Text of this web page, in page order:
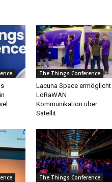
The Things Conference
Lacuna Space ermöglicht
LoRaWAN
Kommunikation über
Satellit
The Things Conference